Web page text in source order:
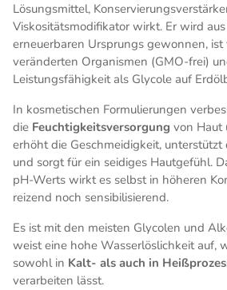
Lösungsmittel,
Viskositätsmodifikator wirkt. Er wird
erneuerbaren Ursprungs gewonnen,
veränderten Organismen (GMO-frei)
Leistungsfähigkeit als Glycole auf
In kosmetischen Formulierungen
die Feuchtigkeitsversorgung von Haut
erhöht die Geschmeidigkeit,
und sorgt für ein seidiges Hautgefühl.
pH-Werts wirkt es selbst in höheren
reizend noch sensibilisierend.
Es ist mit den meisten Glycolen und
weist eine hohe Wasserlöslichkeit auf,
sowohl in Kalt- als auch in
verarbeiten lässt.